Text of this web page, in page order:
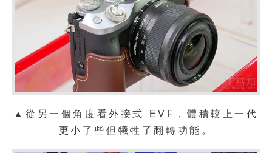
▲從另一個角度看外接式 EVF，體積較上一代
更小了些但犧牲了翻轉功能。